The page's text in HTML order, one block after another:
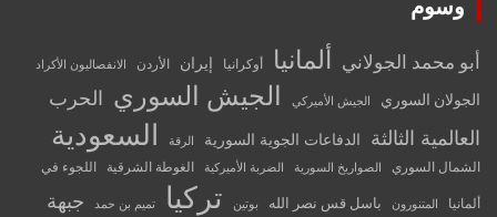
وسوم
أبو محمد الجولاني ألمانيا أوكرانيا إيران الأردن الانفصاليون الأكراد
الجولان السوري الجيش الأميركي الجيش السوري الحرب
العالمية الثالثة
الدفاعات الجوية السورية الرقة السعودية
الشمال السوري الصواريخ السورية الضربة الأميركية الغوطة الشرقية اللجوء في
ألمانيا المتنورون باسل قس نصر الله بوتين تركيا تميم بن حمد
جبهة